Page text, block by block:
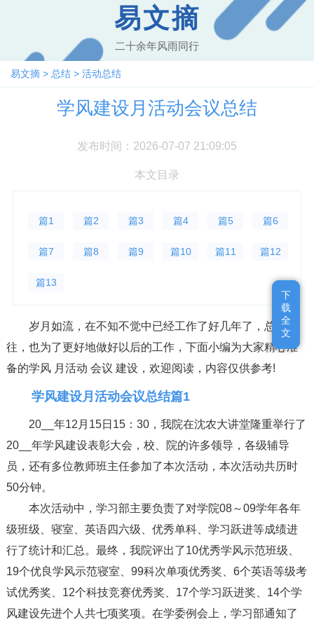
易文摘
二十余年风雨同行
易文摘 > 总结 > 活动总结
学风建设月活动会议总结
发布时间：2026-07-07 21:09:05
本文目录
篇1 篇2 篇3 篇4 篇5 篇6
篇7 篇8 篇9 篇10 篇11 篇12
篇13
岁月如流，在不知不觉中已经工作了好几年了，总结过
往，也为了更好地做好以后的工作，下面小编为大家精心准
备的学风 月活动 会议 建设，欢迎阅读，内容仅供参考!
学风建设月活动会议总结篇1
20__年12月15日15：30，我院在沈农大讲堂隆重举行了
20__年学风建设表彰大会，校、院的许多领导，各级辅导
员，还有多位教师班主任参加了本次活动，本次活动共历时
50分钟。
本次活动中，学习部主要负责了对学院08～09学年各年
级班级、寝室、英语四六级、优秀单科、学习跃进等成绩进
行了统计和汇总。最终，我院评出了10优秀学风示范班级、
19个优良学风示范寝室、99科次单项优秀奖、6个英语等级考
试优秀奖、12个科技竞赛优秀奖、17个学习跃进奖、14个学
风建设先进个人共七项奖项。在学委例会上，学习部通知了
下
载
全
文
下
载
全
文